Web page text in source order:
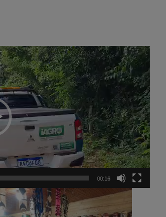
00:16